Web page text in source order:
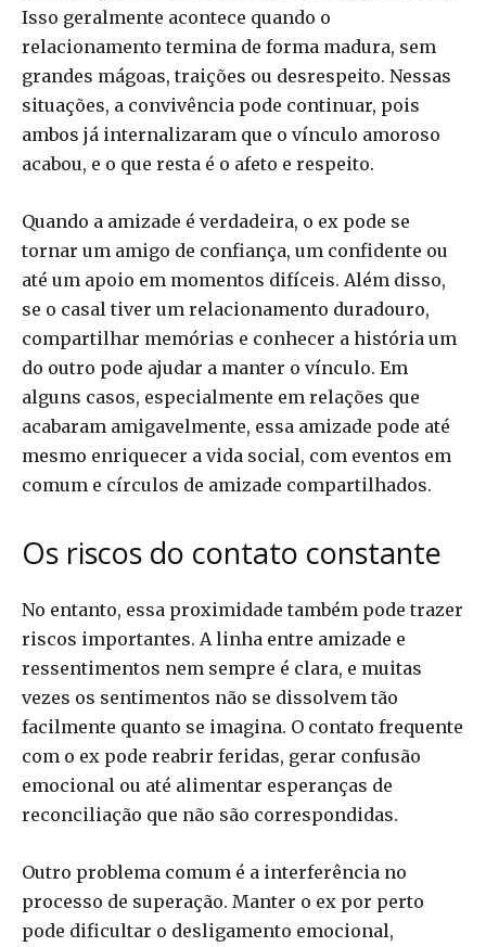
Isso geralmente acontece quando o
relacionamento termina de forma madura, sem
grandes mágoas, traições ou desrespeito. Nessas
situações, a convivência pode continuar, pois
ambos já internalizaram que o vínculo amoroso
acabou, e o que resta é o afeto e respeito.
Quando a amizade é verdadeira, o ex pode se
tornar um amigo de confiança, um confidente ou
até um apoio em momentos difíceis. Além disso,
se o casal tiver um relacionamento duradouro,
compartilhar memórias e conhecer a história um
do outro pode ajudar a manter o vínculo. Em
alguns casos, especialmente em relações que
acabaram amigavelmente, essa amizade pode até
mesmo enriquecer a vida social, com eventos em
comum e círculos de amizade compartilhados.
Os riscos do contato constante
No entanto, essa proximidade também pode trazer
riscos importantes. A linha entre amizade e
ressentimentos nem sempre é clara, e muitas
vezes os sentimentos não se dissolvem tão
facilmente quanto se imagina. O contato frequente
com o ex pode reabrir feridas, gerar confusão
emocional ou até alimentar esperanças de
reconciliação que não são correspondidas.
Outro problema comum é a interferência no
processo de superação. Manter o ex por perto
pode dificultar o desligamento emocional,